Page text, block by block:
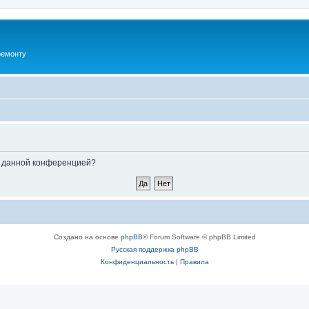
данной конференцией?
Создано на основе phpBB® Forum Software © phpBB Limited
Русская поддержка phpBB
Конфиденциальность| Правила